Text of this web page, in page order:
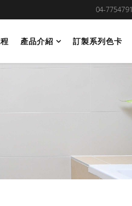
04-7754791
產品介紹 訂製系列色卡